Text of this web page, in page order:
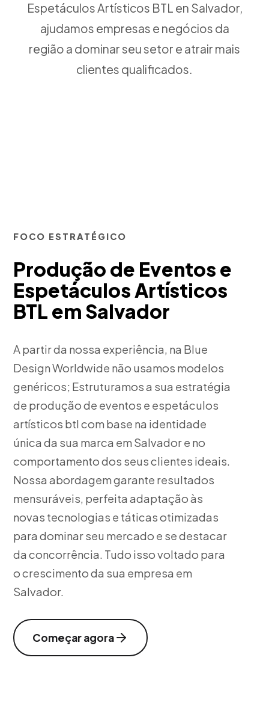
Espetáculos Artísticos BTL en Salvador,
ajudamos empresas e negócios da
região a dominar seu setor e atrair mais
clientes qualificados.
FOCO ESTRATÉGICO
Produção de Eventos e
Espetáculos Artísticos
BTL em Salvador
A partir da nossa experiência, na Blue
Design Worldwide não usamos modelos
genéricos; Estruturamos a sua estratégia
de produção de eventos e espetáculos
artísticos btl com base na identidade
única da sua marca em Salvador e no
comportamento dos seus clientes ideais.
Nossa abordagem garante resultados
mensuráveis, perfeita adaptação às
novas tecnologias e táticas otimizadas
para dominar seu mercado e se destacar
da concorrência. Tudo isso voltado para
o crescimento da sua empresa em
Salvador.
Começar agora